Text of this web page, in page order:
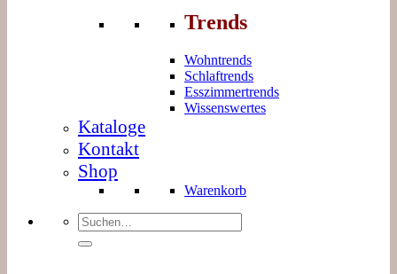
Trends
Wohntrends
Schlaftrends
Esszimmertrends
Wissenswertes
Kataloge
Kontakt
Shop
Warenkorb
Suchen
nach: